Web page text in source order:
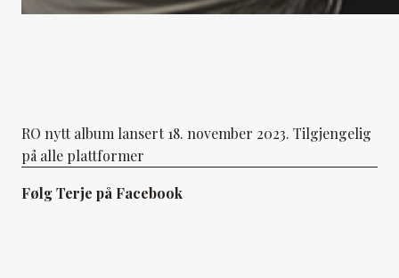
RO nytt album lansert 18. november 2023. Tilgjengelig
på alle plattformer
Følg Terje på Facebook